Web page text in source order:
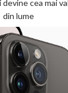
cea mai
din lume